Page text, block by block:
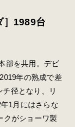
］1989台
部を共用。デビ
年の熟成で差
径となり、リ
1月にはさらな
クがショーワ製